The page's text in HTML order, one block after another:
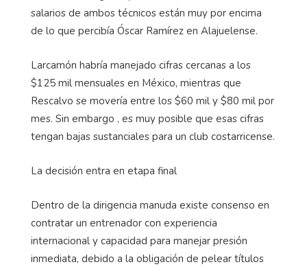
salarios de ambos técnicos están muy por encima
de lo que percibía Óscar Ramírez en Alajuelense.
Larcamón habría manejado cifras cercanas a los
$125 mil mensuales en México, mientras que
Rescalvo se movería entre los $60 mil y $80 mil por
mes. Sin embargo , es muy posible que esas cifras
tengan bajas sustanciales para un club costarricense.
La decisión entra en etapa final
Dentro de la dirigencia manuda existe consenso en
contratar un entrenador con experiencia
internacional y capacidad para manejar presión
inmediata, debido a la obligación de pelear títulos